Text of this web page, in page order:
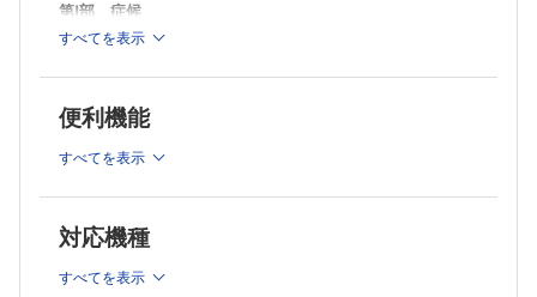
3 その他
（1）エチルマロン酸脳症
1 葉酸，葉酸輸送・代謝
（2）メチレンテトラヒドロ葉酸還元酵素欠損症
（1）脳ドパミン-セロトニン小胞トランスポーター変異疾患
4 クレアチン輸送・代謝
（1）脳クレアチン欠乏症候群
5 グルコース輸送
第Ⅰ部 症候
1 意識障害
4 不随意運動
5 眼球運動異常，眼科的異常
7 てんかん
第Ⅱ部 総論
2 有機酸代謝異常症
すべてを表示
便利機能
すべてを表示
対応機種
すべてを表示